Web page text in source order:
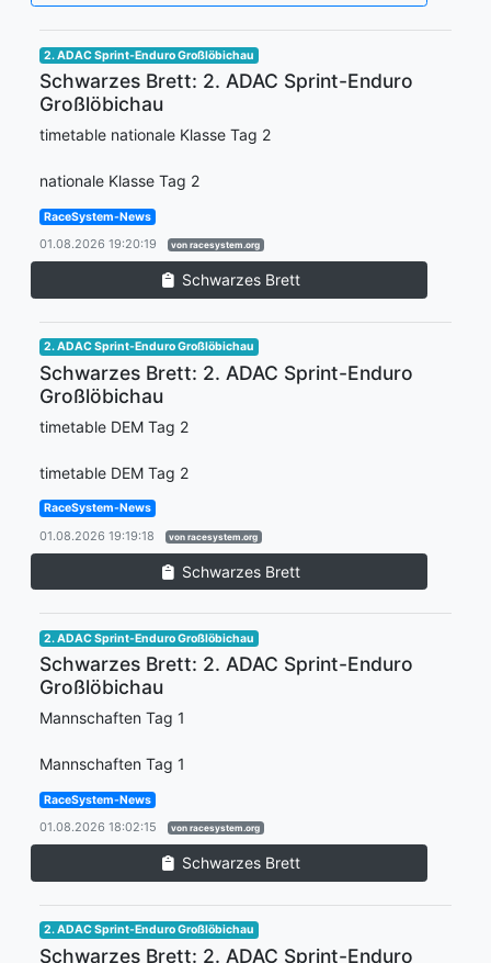
2. ADAC Sprint-Enduro Großlöbichau
Schwarzes Brett: 2. ADAC Sprint-Enduro
Großlöbichau
timetable nationale Klasse Tag 2
nationale Klasse Tag 2
RaceSystem-News
01.08.2026 19:20:19 von racesystem.org
Schwarzes Brett
2. ADAC Sprint-Enduro Großlöbichau
Schwarzes Brett: 2. ADAC Sprint-Enduro
Großlöbichau
timetable DEM Tag 2
timetable DEM Tag 2
RaceSystem-News
01.08.2026 19:19:18 von racesystem.org
Schwarzes Brett
2. ADAC Sprint-Enduro Großlöbichau
Schwarzes Brett: 2. ADAC Sprint-Enduro
Großlöbichau
Mannschaften Tag 1
Mannschaften Tag 1
RaceSystem-News
01.08.2026 18:02:15 von racesystem.org
Schwarzes Brett
2. ADAC Sprint-Enduro Großlöbichau
Schwarzes Brett: 2. ADAC Sprint-Enduro